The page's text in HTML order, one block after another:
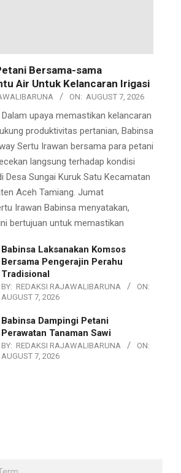
Bersama-sama
Air Untuk Kelancaran Irigasi
ON: AUGUST 7, 2026
upaya memastikan kelancaran
produktivitas pertanian, Babinsa
Sertu Irawan bersama para petani
langsung terhadap kondisi
Desa Sungai Kuruk Satu Kecamatan
Aceh Tamiang. Jumat
Irawan Babinsa menyatakan,
bertujuan untuk memastikan
Babinsa Laksanakan Komsos
Bersama Pengerajin Perahu
Tradisional
BY: REDAKSI RAJAWALIBARUNA
ON:
AUGUST 7, 2026
Babinsa Dampingi Petani
Perawatan Tanaman Sawi
BY: REDAKSI RAJAWALIBARUNA
ON:
AUGUST 7, 2026